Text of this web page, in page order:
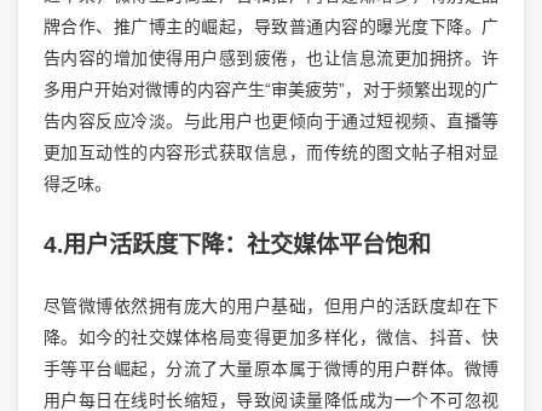
牌合作、推广博主的崛起，导致普通内容的曝光度下降。广
告内容的增加使得用户感到疲倦，也让信息流更加拥挤。许
多用户开始对微博的内容产生“审美疲劳”，对于频繁出现的广
告内容反应冷淡。与此用户也更倾向于通过短视频、直播等
更加互动性的内容形式获取信息，而传统的图文帖子相对显
得乏味。
4.用户活跃度下降：社交媒体平台饱和
尽管微博依然拥有庞大的用户基础，但用户的活跃度却在下
降。如今的社交媒体格局变得更加多样化，微信、抖音、快
手等平台崛起，分流了大量原本属于微博的用户群体。微博
用户每日在线时长缩短，导致阅读量降低成为一个不可忽视